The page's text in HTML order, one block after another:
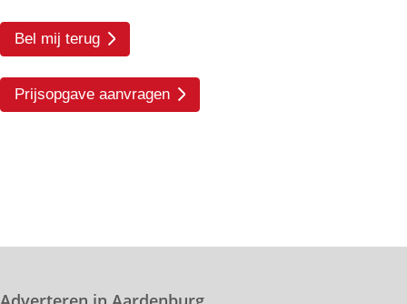
Bel mij terug
Prijsopgave aanvragen